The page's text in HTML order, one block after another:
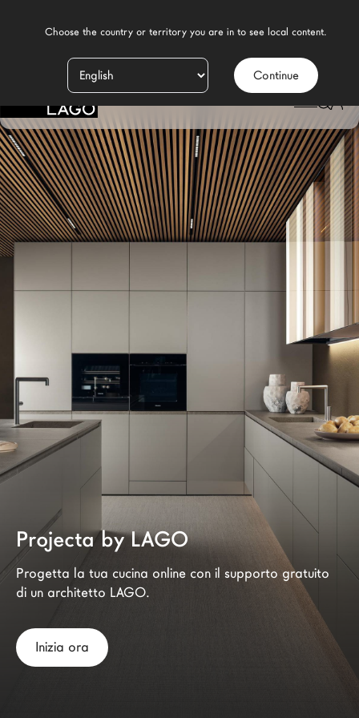
Continue
Prodotti
Ispirazione
Configuratore
Contract
Negozi
Architetti
LAGO Homes
News
Press
Lavora con noi
Language
Projecta by LAGO
Progetta la tua cucina online con il supporto gratuito
di un architetto LAGO.
Inizia ora